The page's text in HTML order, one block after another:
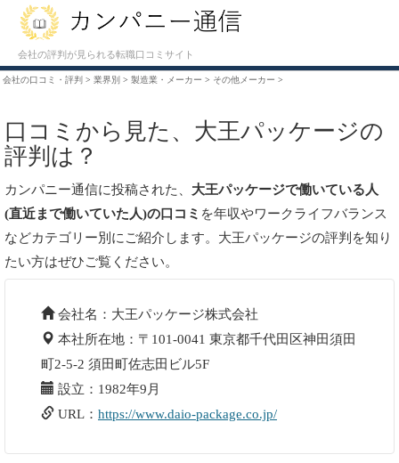
会社の評判が見られる転職口コミサイト
会社の口コミ・評判 > 業界別 > 製造業・メーカー > その他メーカー >
口コミから見た、大王パッケージの
評判は？
カンパニー通信に投稿された、 大王パッケージで働いている人
(直近まで働いていた人)の口コミ を年収やワークライフバランス
などカテゴリー別にご紹介します。大王パッケージの評判を知り
たい方はぜひご覧ください。
会社名：大王パッケージ株式会社
本社所在地：〒101-0041 東京都千代田区神田須田
町2-5-2 須田町佐志田ビル5F
設立：1982年9月
URL： https://www.daio-package.co.jp/